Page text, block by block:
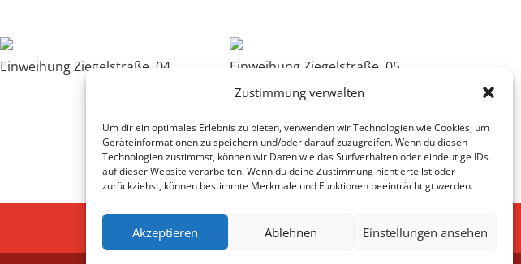
Zustimmung verwalten
Um dir ein optimales Erlebnis zu bieten, verwenden wir Technologien wie Cookies, um
Geräteinformationen zu speichern und/oder darauf zuzugreifen. Wenn du diesen
Technologien zustimmst, können wir Daten wie das Surfverhalten oder eindeutige IDs
auf dieser Website verarbeiten. Wenn du deine Zustimmung nicht erteilst oder
zurückziehst, können bestimmte Merkmale und Funktionen beeinträchtigt werden.
Akzeptieren Ablehnen Einstellungen ansehen
Einweihung Ziegelstraße, 04 Einweihung Ziegelstraße, 05